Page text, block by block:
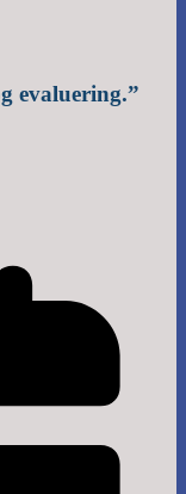
evaluering.”